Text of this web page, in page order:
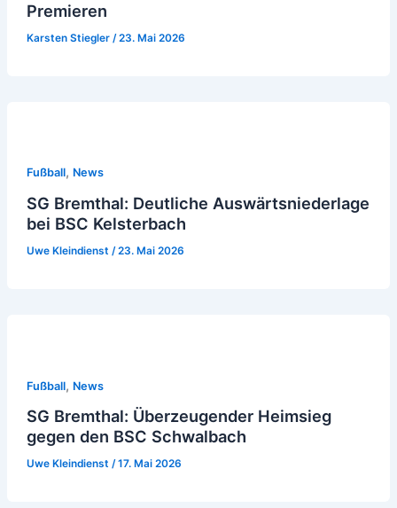
Premieren
Karsten Stiegler /23. Mai 2026
Fußball, News
SG Bremthal: Deutliche Auswärtsniederlage
bei BSC Kelsterbach
Uwe Kleindienst /23. Mai 2026
Fußball, News
SG Bremthal: Überzeugender Heimsieg
gegen den BSC Schwalbach
Uwe Kleindienst /17. Mai 2026